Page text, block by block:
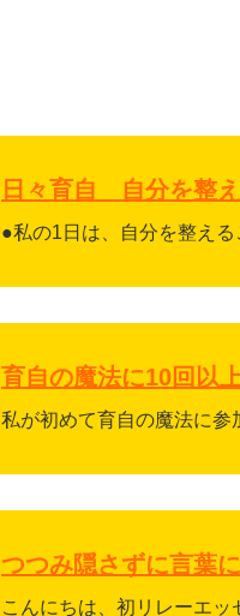
日々育自 自分を整
●私の1日は、自分を整え
育自の魔法に10回以
私が初めて育自の魔法に参
つつみ隠さずに言葉
こんにちは、初リレーエ